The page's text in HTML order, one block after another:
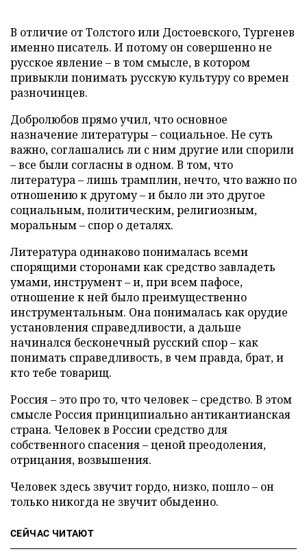
В отличие от Толстого или Достоевского, Тургенев
именно писатель. И потому он совершенно не
русское явление – в том смысле, в котором
привыкли понимать русскую культуру со времен
разночинцев.
Добролюбов прямо учил, что основное
назначение литературы – социальное. Не суть
важно, соглашались ли с ним другие или спорили
– все были согласны в одном. В том, что
литература – лишь трамплин, нечто, что важно по
отношению к другому – и было ли это другое
социальным, политическим, религиозным,
моральным – спор о деталях.
Литература одинаково понималась всеми
спорящими сторонами как средство завладеть
умами, инструмент – и, при всем пафосе,
отношение к ней было преимущественно
инструментальным. Она понималась как орудие
установления справедливости, а дальше
начинался бесконечный русский спор – как
понимать справедливость, в чем правда, брат, и
кто тебе товарищ.
Россия – это про то, что человек – средство. В этом
смысле Россия принципиально антикантианская
страна. Человек в России средство для
собственного спасения – ценой преодоления,
отрицания, возвышения.
Человек здесь звучит гордо, низко, пошло – он
только никогда не звучит обыденно.
СЕЙЧАС ЧИТАЮТ